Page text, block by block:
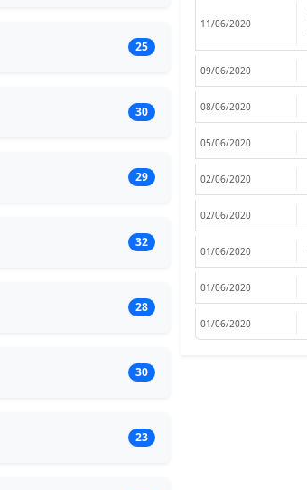
25
30
29
32
28
30
23
11/06/2020
09/06/2020
08/06/2020
05/06/2020
02/06/2020
02/06/2020
01/06/2020
01/06/2020
01/06/2020